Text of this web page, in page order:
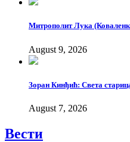
Митрополит Лука
August 9, 2026
Зоран Кинђић: Света
August 7, 2026
Вести